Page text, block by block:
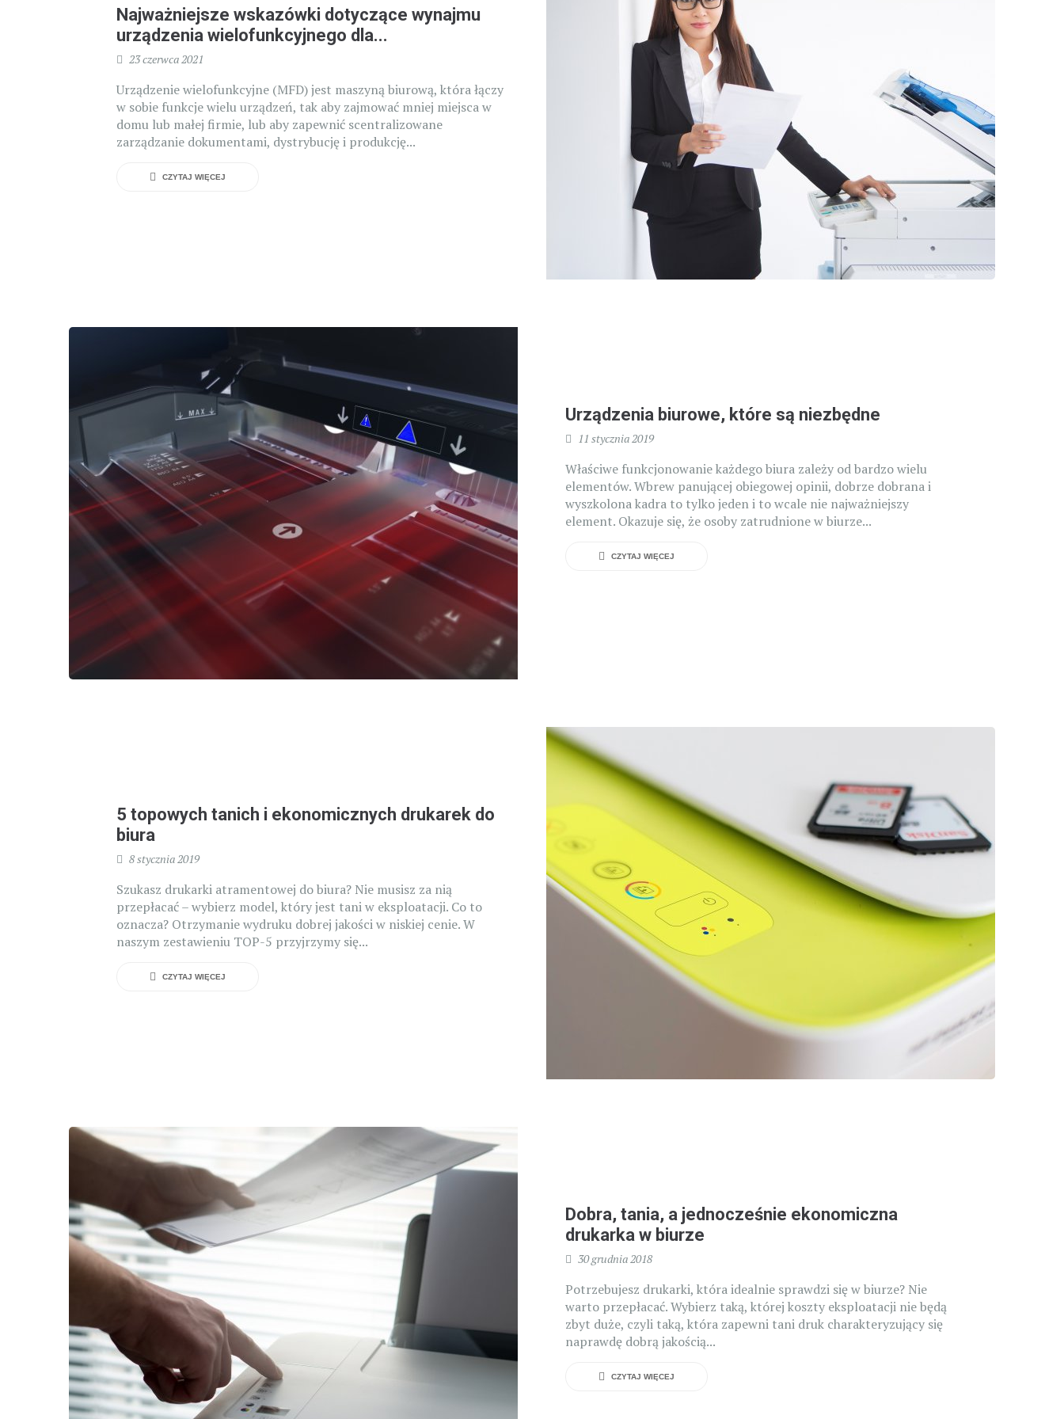
Najważniejsze wskazówki dotyczące wynajmu
urządzenia wielofunkcyjnego dla...
23 czerwca 2021
Urządzenie wielofunkcyjne (MFD) jest maszyną biurową, która łączy
w sobie funkcje wielu urządzeń, tak aby zajmować mniej miejsca w
domu lub małej firmie, lub aby zapewnić scentralizowane
zarządzanie dokumentami, dystrybucję i produkcję...
CZYTAJ WIĘCEJ
Urządzenia biurowe, które są niezbędne
11 stycznia 2019
Właściwe funkcjonowanie każdego biura zależy od bardzo wielu
elementów. Wbrew panującej obiegowej opinii, dobrze dobrana i
wyszkolona kadra to tylko jeden i to wcale nie najważniejszy
element. Okazuje się, że osoby zatrudnione w biurze...
CZYTAJ WIĘCEJ
5 topowych tanich i ekonomicznych drukarek do
biura
8 stycznia 2019
Szukasz drukarki atramentowej do biura? Nie musisz za nią
przepłacać – wybierz model, który jest tani w eksploatacji. Co to
oznacza? Otrzymanie wydruku dobrej jakości w niskiej cenie. W
naszym zestawieniu TOP-5 przyjrzymy się...
CZYTAJ WIĘCEJ
Dobra, tania, a jednocześnie ekonomiczna
drukarka w biurze
30 grudnia 2018
Potrzebujesz drukarki, która idealnie sprawdzi się w biurze? Nie
warto przepłacać. Wybierz taką, której koszty eksploatacji nie będą
zbyt duże, czyli taką, która zapewni tani druk charakteryzujący się
naprawdę dobrą jakością...
CZYTAJ WIĘCEJ